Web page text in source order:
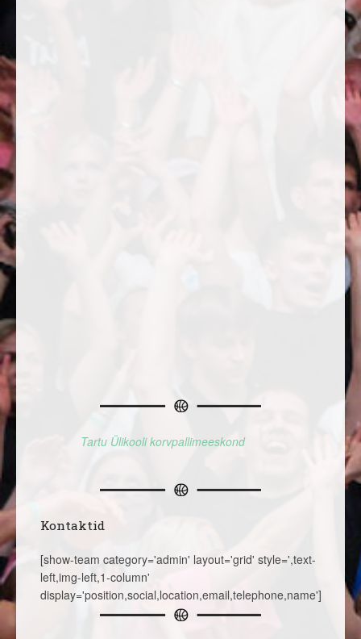
Tartu Ülikooli korvpallimeeskond
Kontaktid
[show-team category='admin' layout='grid' style=',text-
left,img-left,1-column'
display='position,social,location,email,telephone,name']